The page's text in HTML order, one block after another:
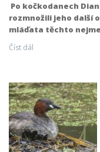
Po kočkodanech
rozmnožili jeho další
mláďata těchto
Číst dál